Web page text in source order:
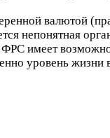
валютой
непонятная
имеет
уровень жизни